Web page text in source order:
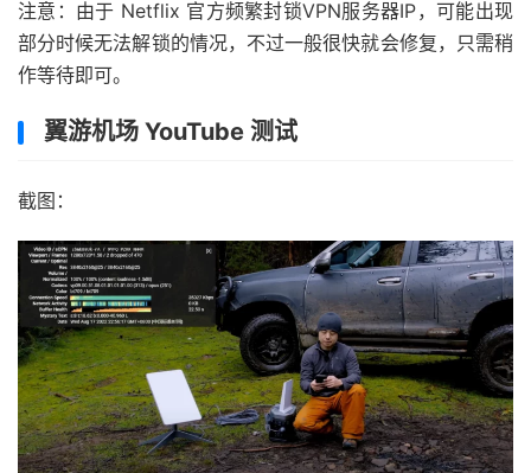
注意：由于 Netflix 官方频繁封锁VPN服务器IP，可能出现
部分时候无法解锁的情况，不过一般很快就会修复，只需稍
作等待即可。
翼游机场 YouTube 测试
截图：